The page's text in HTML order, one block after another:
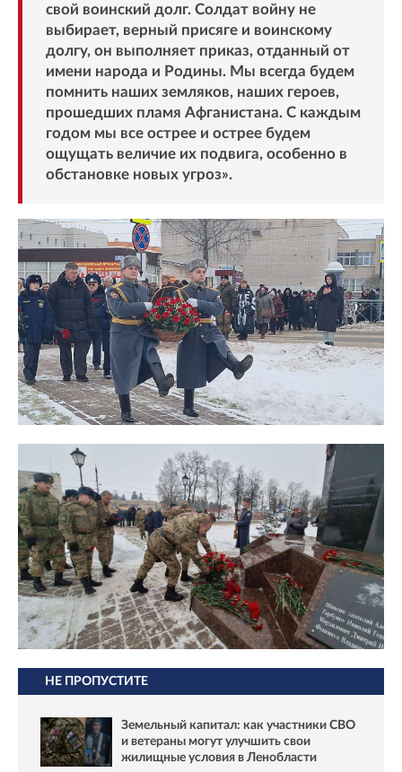
свой воинский долг. Солдат войну не
выбирает, верный присяге и воинскому
долгу, он выполняет приказ, отданный от
имени народа и Родины. Мы всегда будем
помнить наших земляков, наших героев,
прошедших пламя Афганистана. С каждым
годом мы все острее и острее будем
ощущать величие их подвига, особенно в
обстановке новых угроз».
НЕ ПРОПУСТИТЕ
Земельный капитал: как участники СВО
и ветераны могут улучшить свои
жилищные условия в Ленобласти